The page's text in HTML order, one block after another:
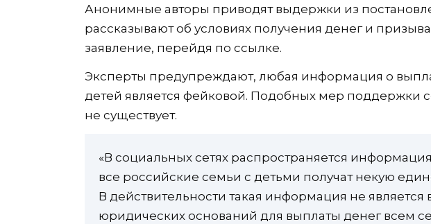
Анонимные авторы приводят выдержки из
рассказывают об условиях получения денег и
заявление, перейдя по ссылке.
Эксперты предупреждают, любая информация о
детей является фейковой. Подобных мер поддержки
не существует.
«В социальных сетях распространяется
все российские семьи с детьми получат некую
В действительности такая информация не является
юридических оснований для выплаты денег всем